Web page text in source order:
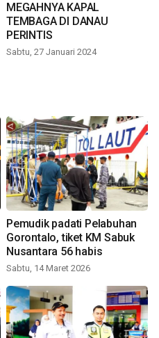
MEGAHNYA KAPAL
TEMBAGA DI DANAU
PERINTIS
Sabtu, 27 Januari 2024
Pemudik padati Pelabuhan
Gorontalo, tiket KM Sabuk
Nusantara 56 habis
Sabtu, 14 Maret 2026